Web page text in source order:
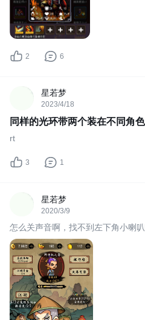
2 6
星若梦
2023/4/18
同样的光环带两个装在不同角
rt
3 1
星若梦
2020/3/9
怎么关声音啊，找不到左下角小喇